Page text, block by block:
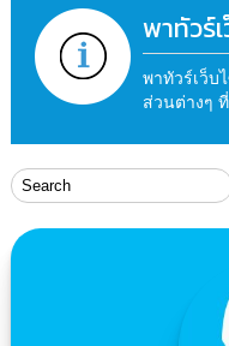
พาทัวร์
พาทัวร์เว็บ
ส่วนต่างๆ